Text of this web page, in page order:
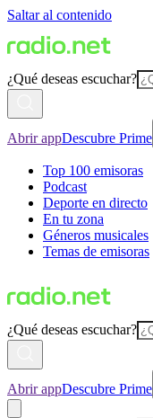
Saltar al contenido
¿Qué deseas escuchar?
Abrir appDescubre Prime
Top 100 emisoras
Podcast
Deporte en directo
En tu zona
Géneros musicales
Temas de emisoras
¿Qué deseas escuchar?
Abrir appDescubre Prime